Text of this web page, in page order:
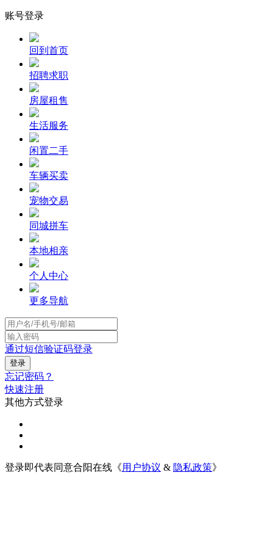
账号登录
回到首页
招聘求职
房屋租售
生活服务
闲置二手
车辆买卖
宠物交易
同城拼车
本地相亲
个人中心
更多导航
通过短信验证码登录
忘记密码？
快速注册
其他方式登录
登录即代表同意合阳在线《用户协议 & 隐私政策》